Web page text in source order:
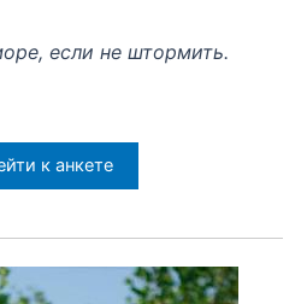
если не штормить.
к анкете